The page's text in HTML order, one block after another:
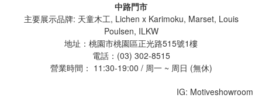
中路門市
主要展示品牌: 天童木工, Lichen x Karimoku, Marset, Louis
Poulsen, ILKW
地址：桃園市桃園區正光路515號1樓
電話：(03) 302-8515
營業時間： 11:30-19:00 / 周一 ~ 周日 (無休)
IG: Motiveshowroom